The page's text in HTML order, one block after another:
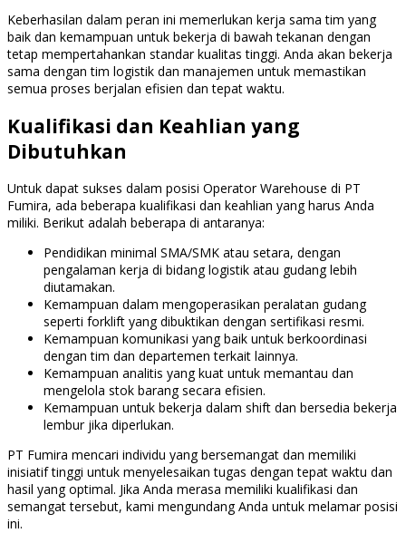
Keberhasilan dalam peran ini memerlukan kerja sama tim yang
baik dan kemampuan untuk bekerja di bawah tekanan dengan
tetap mempertahankan standar kualitas tinggi. Anda akan bekerja
sama dengan tim logistik dan manajemen untuk memastikan
semua proses berjalan efisien dan tepat waktu.
Kualifikasi dan Keahlian yang
Dibutuhkan
Untuk dapat sukses dalam posisi Operator Warehouse di PT
Fumira, ada beberapa kualifikasi dan keahlian yang harus Anda
miliki. Berikut adalah beberapa di antaranya:
Pendidikan minimal SMA/SMK atau setara, dengan
pengalaman kerja di bidang logistik atau gudang lebih
diutamakan.
Kemampuan dalam mengoperasikan peralatan gudang
seperti forklift yang dibuktikan dengan sertifikasi resmi.
Kemampuan komunikasi yang baik untuk berkoordinasi
dengan tim dan departemen terkait lainnya.
Kemampuan analitis yang kuat untuk memantau dan
mengelola stok barang secara efisien.
Kemampuan untuk bekerja dalam shift dan bersedia bekerja
lembur jika diperlukan.
PT Fumira mencari individu yang bersemangat dan memiliki
inisiatif tinggi untuk menyelesaikan tugas dengan tepat waktu dan
hasil yang optimal. Jika Anda merasa memiliki kualifikasi dan
semangat tersebut, kami mengundang Anda untuk melamar posisi
ini.